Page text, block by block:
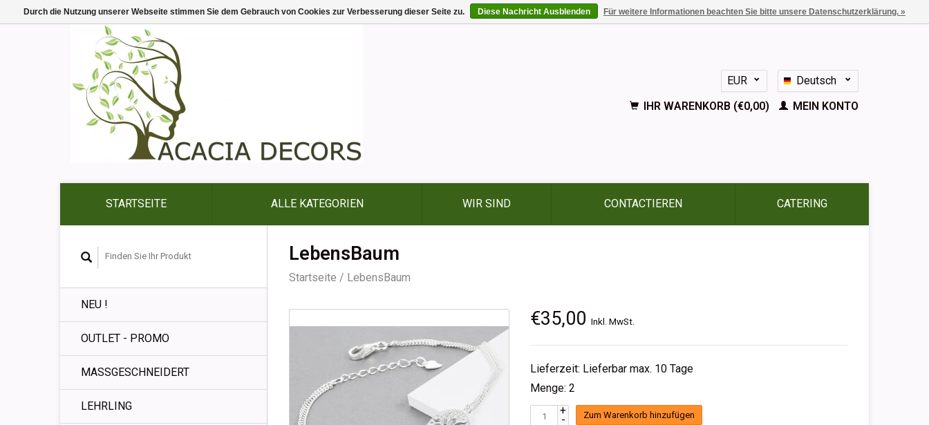
EUR
GBP
Deutsch
Nederlands
English
IHR WARENKORB (€0,00) MEIN KONTO
STARTSEITE ALLE KATEGORIEN WIR SIND CONTACTIEREN CATERING
NEU !
OUTLET - PROMO
MASSGESCHNEIDERT
LEHRLING
LebensBaum
Startseite / LebensBaum
€35,00Inkl. MwSt.
Lieferzeit: Lieferbar max. 10 Tage
Menge: 2
+
- Zum Warenkorb hinzufügen
Durch die Nutzung unserer Webseite stimmen Sie dem Gebrauch von Cookies zur Verbesserung dieser Seite zu. Diese Nachricht Ausblenden Für weitere Informationen beachten Sie bitte unsere Datenschutzerklärung. »